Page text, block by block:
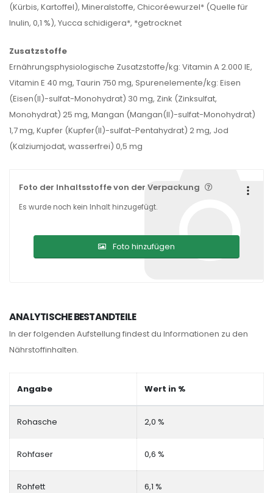
(Kürbis, Kartoffel), Mineralstoffe, Chicoréewurzel* (Quelle für
Inulin, 0,1 %), Yucca schidigera*, *getrocknet
Zusatzstoffe
Ernährungsphysiologische Zusatzstoffe/kg: Vitamin A 2.000 IE,
Vitamin E 40 mg, Taurin 750 mg, Spurenelemente/kg: Eisen
(Eisen(II)-sulfat-Monohydrat) 30 mg, Zink (Zinksulfat,
Monohydrat) 25 mg, Mangan (Mangan(II)-sulfat-Monohydrat)
1,7 mg, Kupfer (Kupfer(II)-sulfat-Pentahydrat) 2 mg, Jod
(Kalziumjodat, wasserfrei) 0,5 mg
Foto der Inhaltsstoffe von der Verpackung
Es wurde noch kein Inhalt hinzugefügt.
Foto hinzufügen
ANALYTISCHE BESTANDTEILE
In der folgenden Aufstellung findest du Informationen zu den
Nährstoffinhalten.
Angabe Wert in %
Rohasche 2,0 %
Rohfaser 0,6 %
Rohfett 6,1 %